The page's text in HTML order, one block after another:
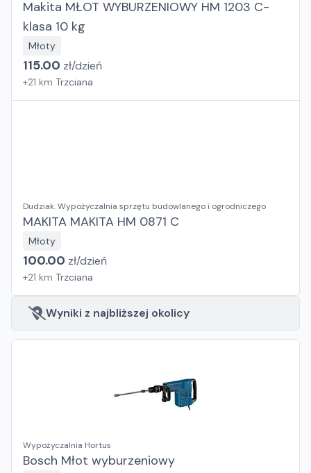
Makita MŁOT WYBURZENIOWY HM 1203 C-
klasa 10 kg
Młoty
115.00 zł/dzień
+21 km Trzciana
Dudziak. Wypożyczalnia sprzętu budowlanego i ogrodniczego
MAKITA MAKITA HM 0871 C
Młoty
100.00 zł/dzień
+21 km Trzciana
Wyniki z najbliższej okolicy
Wypożyczalnia Hortus
Bosch Młot wyburzeniowy